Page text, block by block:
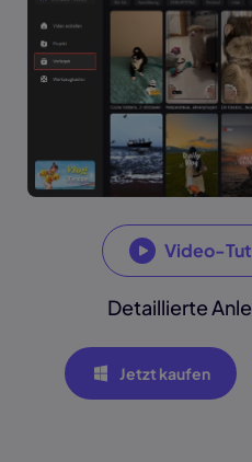
Video-
Detaillierte
Jetzt kaufen